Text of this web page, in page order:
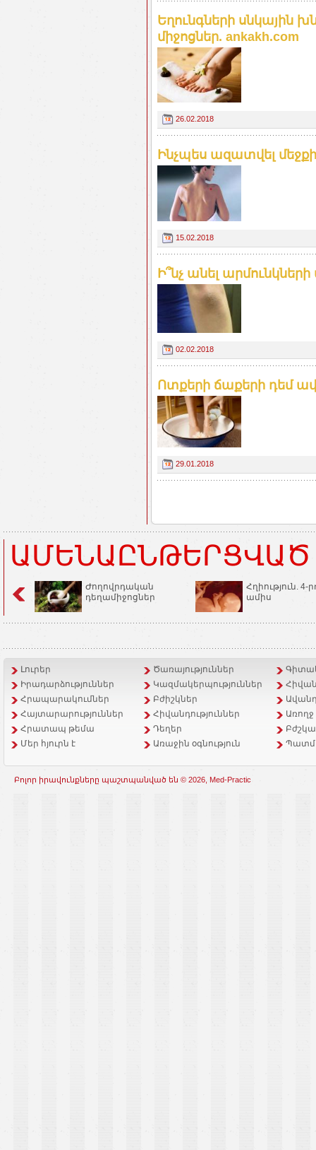
Եղունգների սնկային
միջոցներ. ankakh.com
26.02.2018
Ինչպես ազատվել
15.02.2018
​Ի՞նչ անել
02.02.2018
Ոտքերի ճաքերի դեմ
29.01.2018
Ժողովրդական
դեղամիջոցներ
Հղիություն. 4-
ամիս
Լուրեր Ծառայություններ
Իրադարձություններ
Կազմակերպություններ
Հրապարակումներ
Բժիշկներ
Հայտարարություններ
Հիվանդություններ
Հրատապ թեմա
Դեղեր
Մեր հյուրն է
Առաջին օգնություն
Բոլոր իրավունքները պաշտպանված են © 2026, Med-Practic